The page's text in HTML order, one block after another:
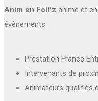
Anim en Foli'z anime et
évènements.
Prestation France
Intervenants de
Animateurs qualifiés